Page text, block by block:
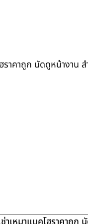
ราคาถูก นัดดูหน้างาน ส